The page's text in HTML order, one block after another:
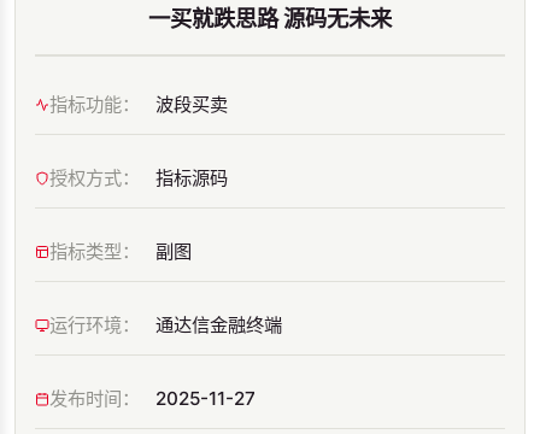
一买就跌思路 源码无未来
指标功能： 波段买卖
授权方式： 指标源码
指标类型： 副图
运行环境： 通达信金融终端
发布时间： 2025-11-27